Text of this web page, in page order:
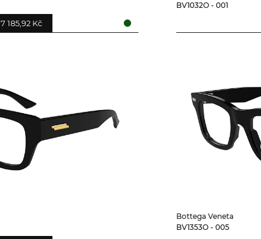
7 185,92 Kč
BV1032O - 001
Bottega Veneta
BV1353O - 005